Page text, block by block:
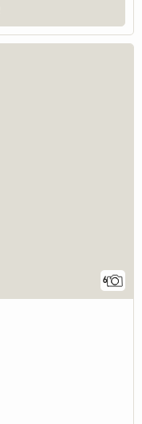
6